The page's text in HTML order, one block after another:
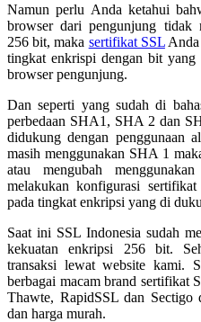
Namun perlu Anda ketahui
browser dari pengunjung tidak
256 bit, maka sertifikat SSLAnda
tingkat enkrispi dengan bit
browser pengunjung.
Dan seperti yang sudah di
perbedaan SHA1, SHA 2 dan
didukung dengan penggunaan
masih menggunakan SHA 1
atau mengubah
melakukan konfigurasi
pada tingkat enkripsi yang di
Saat ini SSL Indonesia sudah
kekuatan enkripsi 256 bit.
transaksi lewat website kami.
berbagai macam brand sertifikat
Thawte, RapidSSL dan Sectigo
dan harga murah.